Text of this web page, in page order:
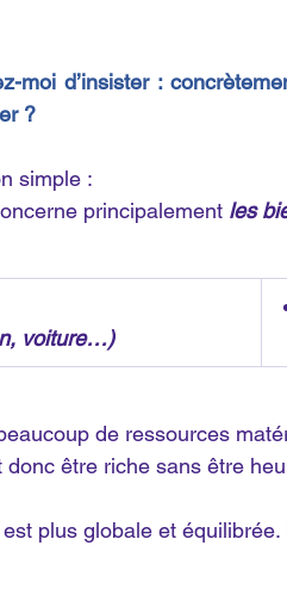
moi d’insister :
?
simple :
principalement les
voiture…)
de ressources
donc être riche sans être
est plus globale et équilibrée.